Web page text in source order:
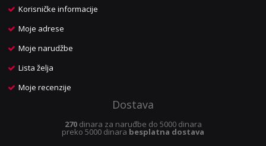
Korisničke informacije
Moje adrese
Moje narudžbe
Lista želja
Moje recenzije
Dostava
270dinara za naruđbe do 5000 dinara
preko 5000 dinara besplatna dostava